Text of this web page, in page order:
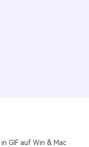
GIF auf Win & Mac